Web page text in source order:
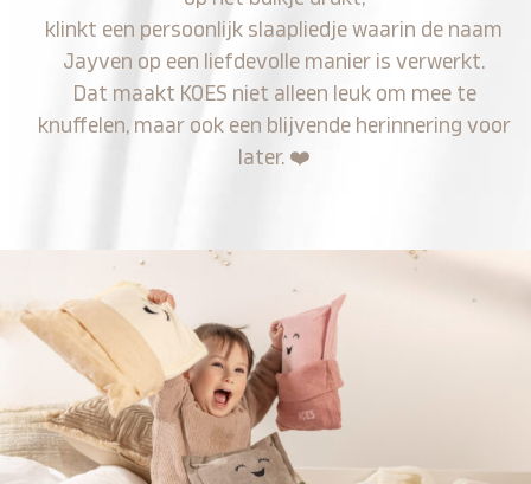
klinkt een persoonlijk slaapliedje waarin de naam
Jayven op een liefdevolle manier is verwerkt.
Dat maakt KOES niet alleen leuk om mee te
knuffelen, maar ook een blijvende herinnering voor
later. ❤️